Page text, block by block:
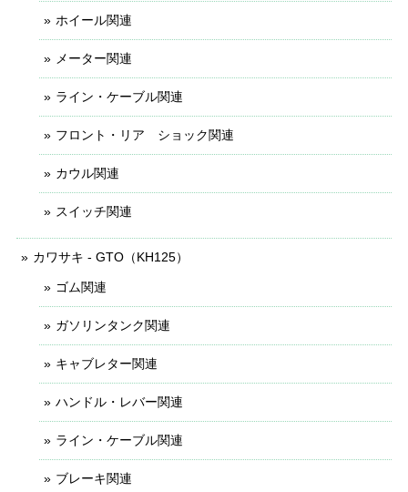
ホイール関連
メーター関連
ライン・ケーブル関連
フロント・リア ショック関連
カウル関連
スイッチ関連
カワサキ - GTO（KH125）
ゴム関連
ガソリンタンク関連
キャブレター関連
ハンドル・レバー関連
ライン・ケーブル関連
ブレーキ関連